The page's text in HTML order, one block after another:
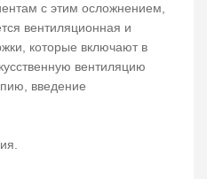
с этим осложнением,
вентиляционная и
которые включают в
вентиляцию
введение